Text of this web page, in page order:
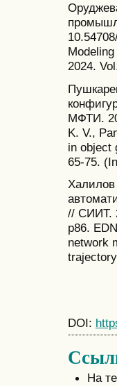
2024.
МФТИ.
K. V.,
in object
65-75.
// СИИТ.
p86.
network
DOI:
На